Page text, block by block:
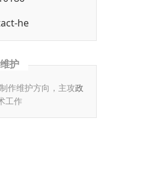
he
护
作维护方向，主攻政
工作